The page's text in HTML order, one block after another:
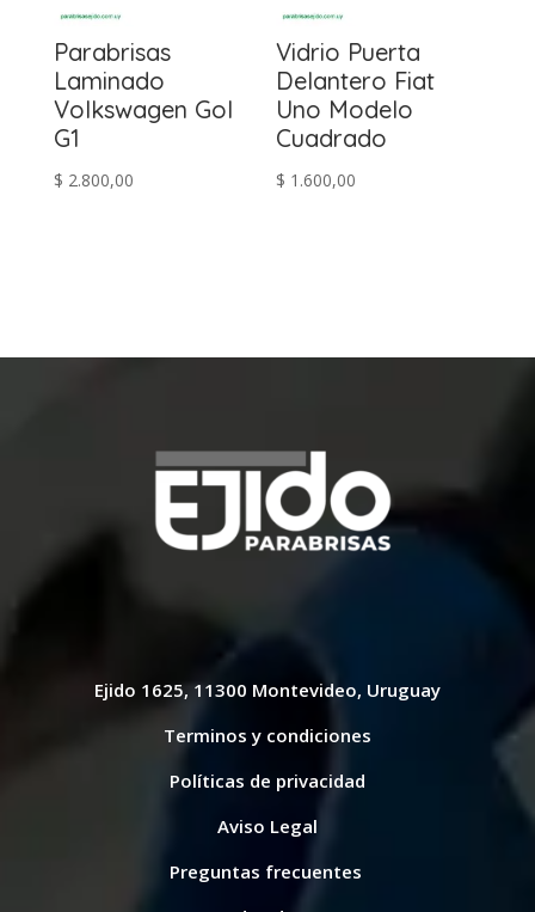
Parabrisas
Laminado
Volkswagen Gol
G1
$ 2.800,00
Vidrio Puerta
Delantero Fiat
Uno Modelo
Cuadrado
$ 1.600,00
Ejido 1625, 11300 Montevideo, Uruguay
Terminos y condiciones
Políticas de privacidad
Aviso Legal
Preguntas frecuentes